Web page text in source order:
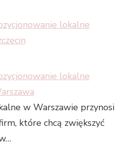
lokalne
lokalne
w Warszawie przynosi
które chcą zwiększyć